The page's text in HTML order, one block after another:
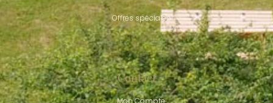
Offres spéciales
Contact
Mon Compte